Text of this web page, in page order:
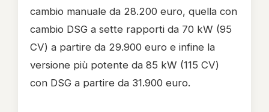
cambio manuale da 28.200 euro, quella con
cambio DSG a sette rapporti da 70 kW (95
CV) a partire da 29.900 euro e infine la
versione più potente da 85 kW (115 CV)
con DSG a partire da 31.900 euro.